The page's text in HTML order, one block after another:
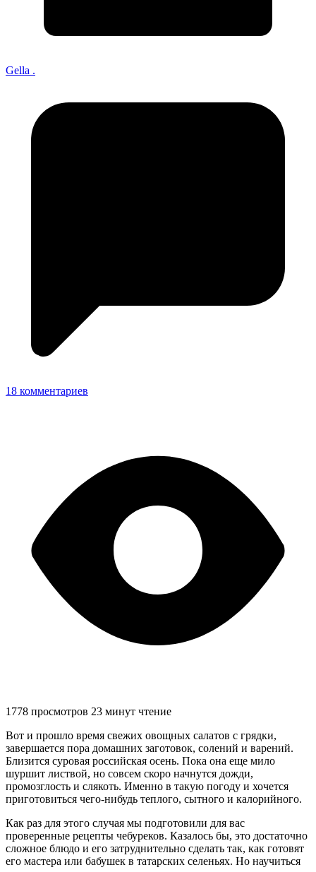
Gella .
18 комментариев
1778 просмотров 23 минут чтение
Вот и прошло время свежих овощных салатов с грядки,
завершается пора домашних заготовок, солений и варений.
Близится суровая российская осень. Пока она еще мило
шуршит листвой, но совсем скоро начнутся дожди,
промозглость и слякоть. Именно в такую погоду и хочется
приготовиться чего-нибудь теплого, сытного и калорийного.
Как раз для этого случая мы подготовили для вас
проверенные рецепты чебуреков. Казалось бы, это достаточно
сложное блюдо и его затруднительно сделать так, как готовят
его мастера или бабушек в татарских селеньях. Но научиться